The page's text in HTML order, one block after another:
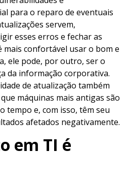
para o reparo de eventuais
servem,
esses erros e fechar as
mais confortável usar o bom e
ele pode, por outro, ser o
da informação corporativa.
de atualização também
máquinas mais antigas são
tempo e, com isso, têm seu
afetados negativamente.
em TI é